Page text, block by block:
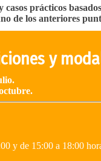
casos prácticos
de los anteriores
y
y de 15:00 a 18:00